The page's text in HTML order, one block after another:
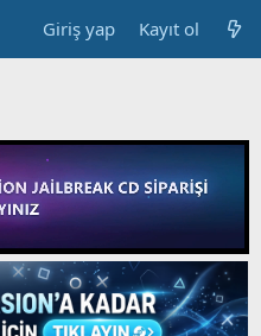
Giriş yap Kayıt ol